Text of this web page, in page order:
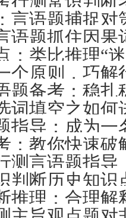
言语题捕捉
语题抓住因果
：类比推理“
个原则，巧解
题备考：稳
词填空之如何
指导：成为一
：教你快速破
测言语题指
判断历史知
推理：合理解